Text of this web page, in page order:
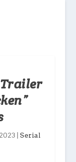
Serial